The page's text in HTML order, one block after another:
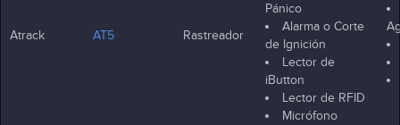
Atrack AT5 Rastreador
Pánico
Alarma o Corte
de Ignición
Lector de
iButton
Lector de RFID
Micrófono